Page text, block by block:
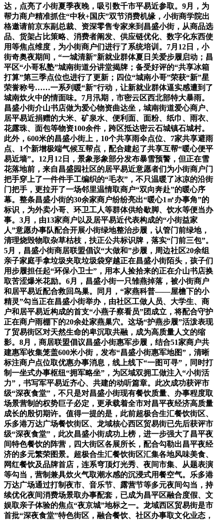
达，点亮了小街夏季夜晚，吸引数千市平易近参取。9月，为
帮力商户精准抓住“中秋+国庆”双节消费机缘，小街商学院出
格邀请前京东副总裁、资深零售专家来到昌盛小街，从商品选
品、货架占比策略、消费者阐发、供应链优化、数字化东西使
用等焦点维度，为小街商户们进行了系统培训。7月12日，小
街奇奥夜期间，“一城清新”新就业群体夏日关爱步履启动；昌
平区“小哥私塾”城南街道分讲堂揭牌；备受好评的“共享冰箱
打算”第三季点位也进行了更新；四位“城南小哥”荣获“新”星
荣誉称号……一系列暖“新”行动，让新就业群体逼实感遭到了
城南炊火中的情面味。7月汛期，市密云区西北部特大暴雨。
昌盛小街介山书店做为爱心物资曲达坐，城南街道爱心商户、
居平易近捐赠的大米、矿泉水、便利面、面粉、纸巾、雨衣、
花露珠、面包等物资100余件，跨区抵达密云石城镇石城村。
此外，600米的昌盛小街上，10个共享雨伞点位、7家共享避雨
点、1个新增极端气候互帮点，配合建起了共享互帮“暖心便平
易近墙”。12月12日，景象形象部分发布暴雪预警，但正在雪
花落地前，来自昌盛园社区的居平易近意愿者们为小街商户门
把手穿上了一件件手工编织的“毛衣”，不只温暖了冰凉的沿街
门把手，更拉开了一场邻里温情取商户“双向奔赴”的暖心序
幕。整条昌盛小街的30余家商户纷纷亮出“暖心1㎡办事角”的
标识，为外卖小哥、环卫工人等群体供给歇脚、饮水等便当办
事。3月，由13家商户以及居平易近代表构成的“小街益家
人”意愿办事队配合开展小街绿地整治步履，认管门前绿地，
清理烧毁物取杂草枯枝，扶正公共标识牌，落实“门前三包”。
5月，昌盛小街商居联盟倡议“大做和”步履，周边社区20余组
亲子家庭手拿垃圾夹取垃圾袋穿越正在昌盛小街陌头，孩子们
用步履担任起“环保小卫士”，用本人捡拾来的正在介山书店换
取苦涩爆米花励。6月，昌盛小街一只雏燕掉落，被小街商户
和居平易近配合救回鸟巢。同月，“家燕科普——屋檐下的小
精灵”勾当正在昌盛小街举办，由社区工做人员、大学生、商
户和居平易近构成的首支“小燕子察看员”团成立，将配合守护
正在商户雨棚下的20余处家燕巢穴。这场“护燕步履”活泼表现
了贸易街区对天然生命的卑沉取共融，成为高质量人文的缩
影。8月，商居联盟倡议昌盛小街惠军步履，结合51家商户共
建惠军收集笼盖600米小街，发布“昌盛小街惠军地图”，清晰
标注商户点位取优惠办事消息，线上线下“一图可寻”，同时打
制一坐式办事枢纽“拥军略坐”，为区域双拥工做注入“小街活
力”，书写军平易近齐心、共建的动听篇章。此次成功获评市
级“深夜食堂”，不只是对昌盛小街现有餐饮质量、办事程度取
场景营制的权势巨子必定，更承载着全市对昌平夜经济高质量
成长的殷切期许。值得一提的是，此前超极合生汇餐饮街区、
乐多港万达广场餐饮街区、龙域核心西区贸易街已先后获评市
级“深夜食堂”，此次昌盛小街成功上榜，进一步强大了昌平夜
间特色餐饮的阵营，四大街区各展所长，配合勾勒出昌平夜经
济的多元繁荣图景。超极合生汇餐饮街区汇集各地风味美食、
网红餐饮及品牌首店，连系穹顶灯光秀、夜间市集、从题表演
等勾当，营制兼具炊火气取潮水感的沉浸式用餐空气。乐多港
万达广场通过打制夜市、音乐节、露营节等多元夜间勾当，持
续优化夜间消费场景取办事配套，已成为昌平区融合度假、文
娱取亲子体验的焦点“夜京城”地标之一。龙域西区贸易街是市
首批“深夜食堂”特色街区，融合餐饮、社区办事取文化业态，